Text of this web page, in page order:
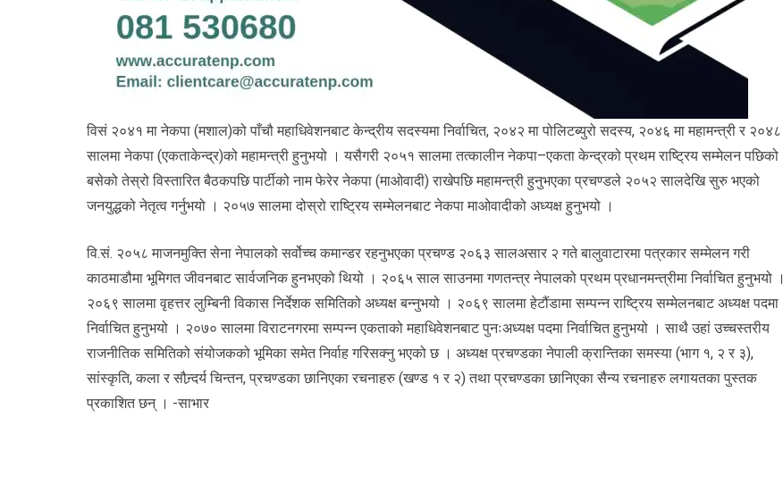
विसं २०४१ मा नेकपा (मशाल)को पाँचौ महाधिवेशनबाट केन्द्रीय सदस्यमा निर्वाचित, २०४२ मा पोलिटब्युरो सदस्य, २०४६ मा महामन्त्री र २०४८
सालमा नेकपा (एकताकेन्द्र)को महामन्त्री हुनुभयो । यसैगरी २०५१ सालमा तत्कालीन नेकपा–एकता केन्द्रको प्रथम राष्ट्रिय सम्मेलन पछिको
बसेको तेस्रो विस्तारित बैठकपछि पार्टीको नाम फेरेर नेकपा (माओवादी) राखेपछि महामन्त्री हुनुभएका प्रचण्डले २०५२ सालदेखि सुरु भएको
जनयुद्धको नेतृत्व गर्नुभयो । २०५७ सालमा दोस्रो राष्ट्रिय सम्मेलनबाट नेकपा माओवादीको अध्यक्ष हुनुभयो ।
वि.सं. २०५८ माजनमुक्ति सेना नेपालको सर्वोच्च कमान्डर रहनुभएका प्रचण्ड २०६३ सालअसार २ गते बालुवाटारमा पत्रकार सम्मेलन गरी
काठमाडौमा भूमिगत जीवनबाट सार्वजनिक हुनभएको थियो । २०६५ साल साउनमा गणतन्त्र नेपालको प्रथम प्रधानमन्त्रीमा निर्वाचित हुनुभयो ।
२०६९ सालमा वृहत्तर लुम्बिनी विकास निर्देशक समितिको अध्यक्ष बन्नुभयो । २०६९ सालमा हेटौंडामा सम्पन्न राष्ट्रिय सम्मेलनबाट अध्यक्ष पदमा
निर्वाचित हुनुभयो । २०७० सालमा विराटनगरमा सम्पन्न एकताको महाधिवेशनबाट पुनःअध्यक्ष पदमा निर्वाचित हुनुभयो । साथै उहां उच्चस्तरीय
राजनीतिक समितिको संयोजकको भूमिका समेत निर्वाह गरिसक्नु भएको छ । अध्यक्ष प्रचण्डका नेपाली क्रान्तिका समस्या (भाग १, २ र ३),
सांस्कृति, कला र सौन्र्दर्य चिन्तन, प्रचण्डका छानिएका रचनाहरु (खण्ड १ र २) तथा प्रचण्डका छानिएका सैन्य रचनाहरु लगायतका पुस्तक
प्रकाशित छन् । -साभार